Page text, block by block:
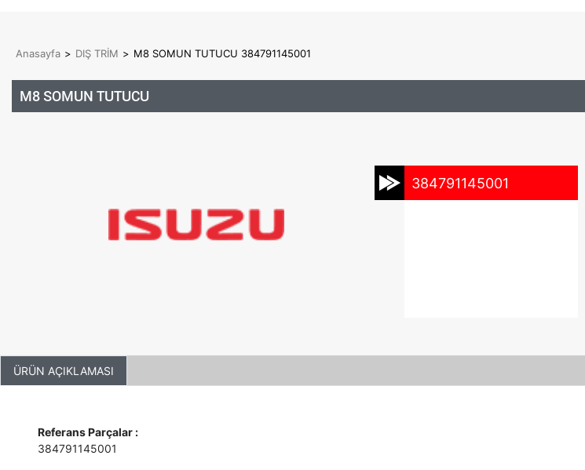
Anasayfa > DIŞ TRİM > M8 SOMUN TUTUCU 384791145001
M8 SOMUN TUTUCU
384791145001
ÜRÜN AÇIKLAMASI
Referans Parçalar :
384791145001